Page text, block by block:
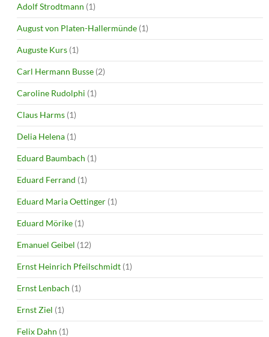
Adolf Strodtmann (1)
August von Platen-Hallermünde (1)
Auguste Kurs (1)
Carl Hermann Busse (2)
Caroline Rudolphi (1)
Claus Harms (1)
Delia Helena (1)
Eduard Baumbach (1)
Eduard Ferrand (1)
Eduard Maria Oettinger (1)
Eduard Mörike (1)
Emanuel Geibel (12)
Ernst Heinrich Pfeilschmidt (1)
Ernst Lenbach (1)
Ernst Ziel (1)
Felix Dahn (1)